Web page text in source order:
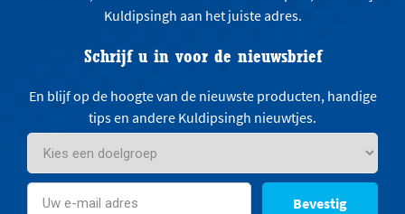
Kuldipsingh aan het juiste adres.
Schrijf u in voor de nieuwsbrief
En blijf op de hoogte van de nieuwste producten, handige
tips en andere Kuldipsingh nieuwtjes.
Bevestig